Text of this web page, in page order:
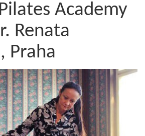
Academy
Renata
Praha